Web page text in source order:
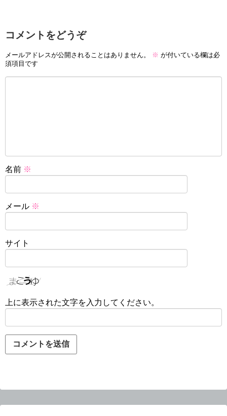
コメントをどうぞ
メールアドレスが公開されることはありません。 ※ が付いている欄は必
須項目です
名前 ※
メール ※
サイト
上に表示された文字を入力してください。